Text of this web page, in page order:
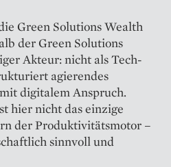
Green Solutions Wealth
der Green Solutions
Akteur: nicht als Tech-
agierendes
digitalem Anspruch.
hier nicht das einzige
der Produktivitätsmotor –
sinnvoll und